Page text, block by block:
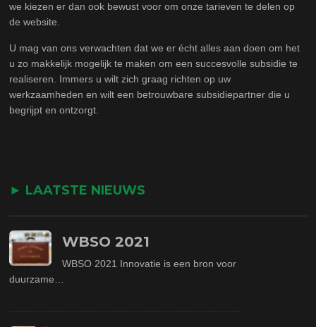
we kiezen er dan ook bewust voor om onze tarieven te delen op
de website.
U mag van ons verwachten dat we er écht alles aan doen om het
u zo makkelijk mogelijk te maken om een succesvolle subsidie te
realiseren. Immers u wilt zich graag richten op uw
werkzaamheden en wilt een betrouwbare subsidiepartner die u
begrijpt en ontzorgt.
► LAATSTE NIEUWS
WBSO 2021
WBSO 2021 Innovatie is een bron voor
duurzame…